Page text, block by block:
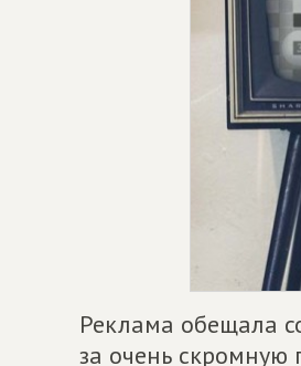
Реклама обещала
за очень скромную